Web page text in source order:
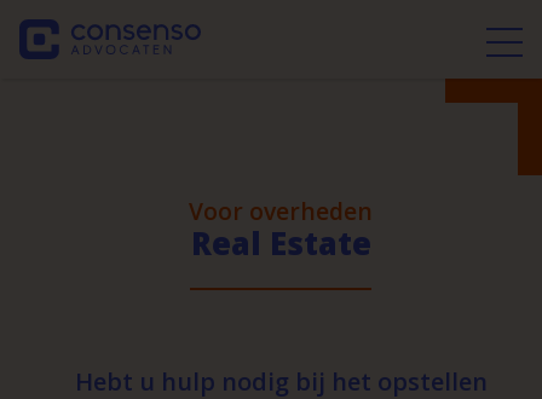
Voor overheden
Real Estate
Hebt u hulp nodig bij het opstellen